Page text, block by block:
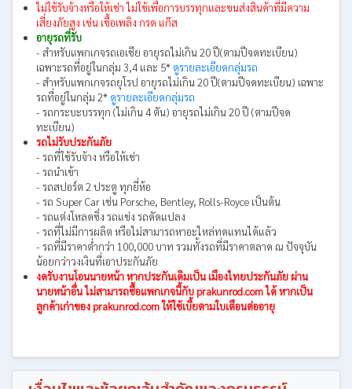
ไม่ใช้รับจ้างหรือให้เช่า ไม่ใช้เพื่อการบรรทุกและขนส่งสินค้าที่มีความ
เสี่ยงภัยสูง เช่น เชื้อเพลิง กรด แก๊ส
อายุรถที่รับ
- สำหรับแพกเกจรถเอเชีย อายุรถไม่เกิน 20 ปี(ตามปีจดทะเบียน)
เฉพาะรถที่อยู่ในกลุ่ม 3,4 และ 5* ดูรายละเอียดกลุ่มรถ
- สำหรับแพกเกจรถยุโรป อายุรถไม่เกิน 20 ปี(ตามปีจดทะเบียน) เฉพาะ
รถที่อยู่ในกลุ่ม 2* ดูรายละเอียดกลุ่มรถ
- รถกระบะบรรทุก (ไม่เกิน 4 ตัน) อายุรถไม่เกิน 20 ปี (ตามปีจด
ทะเบียน)
รถไม่รับประกันภัย
- รถที่ใช้รับจ้าง หรือให้เช่า
- รถนำเข้า
- รถสปอร์ต 2 ประตู ทุกยี่ห้อ
- รถ Super Car เช่น Porsche, Bentley, Rolls-Royce เป็นต้น
- รถแต่งโหลดซิ่ง รถแข่ง รถดัดแปลง
- รถที่ไม่มีการผลิต หรือไม่สามารถหาอะไหล่ทดแทนได้แล้ว
- รถที่มีราคาต่ำกว่า 100,000 บาท รวมทั้งรถที่มีราคาตลาด ณ ปัจจุบัน
น้อยกว่าวงเงินที่เอาประกันภัย
งดรับงานโอนนายหน้า หากประกันเดิมเป็น เมืองไทยประกันภัย ผ่าน
นายหน้าอื่น ไม่สามารถซื้อแพกเกจนี้กับ prakunrod.com ได้ หากเป็น
ลูกค้าเก่าของ prakunrod.com ให้ใช้เบี้ยตามใบเตือนต่ออายุ